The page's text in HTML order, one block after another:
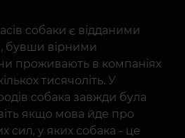
собаки є відданими
бувши вірними
проживають в компаніях
тисячоліть. У
собака завжди була
якщо мова йде про
сил, у яких собака - це